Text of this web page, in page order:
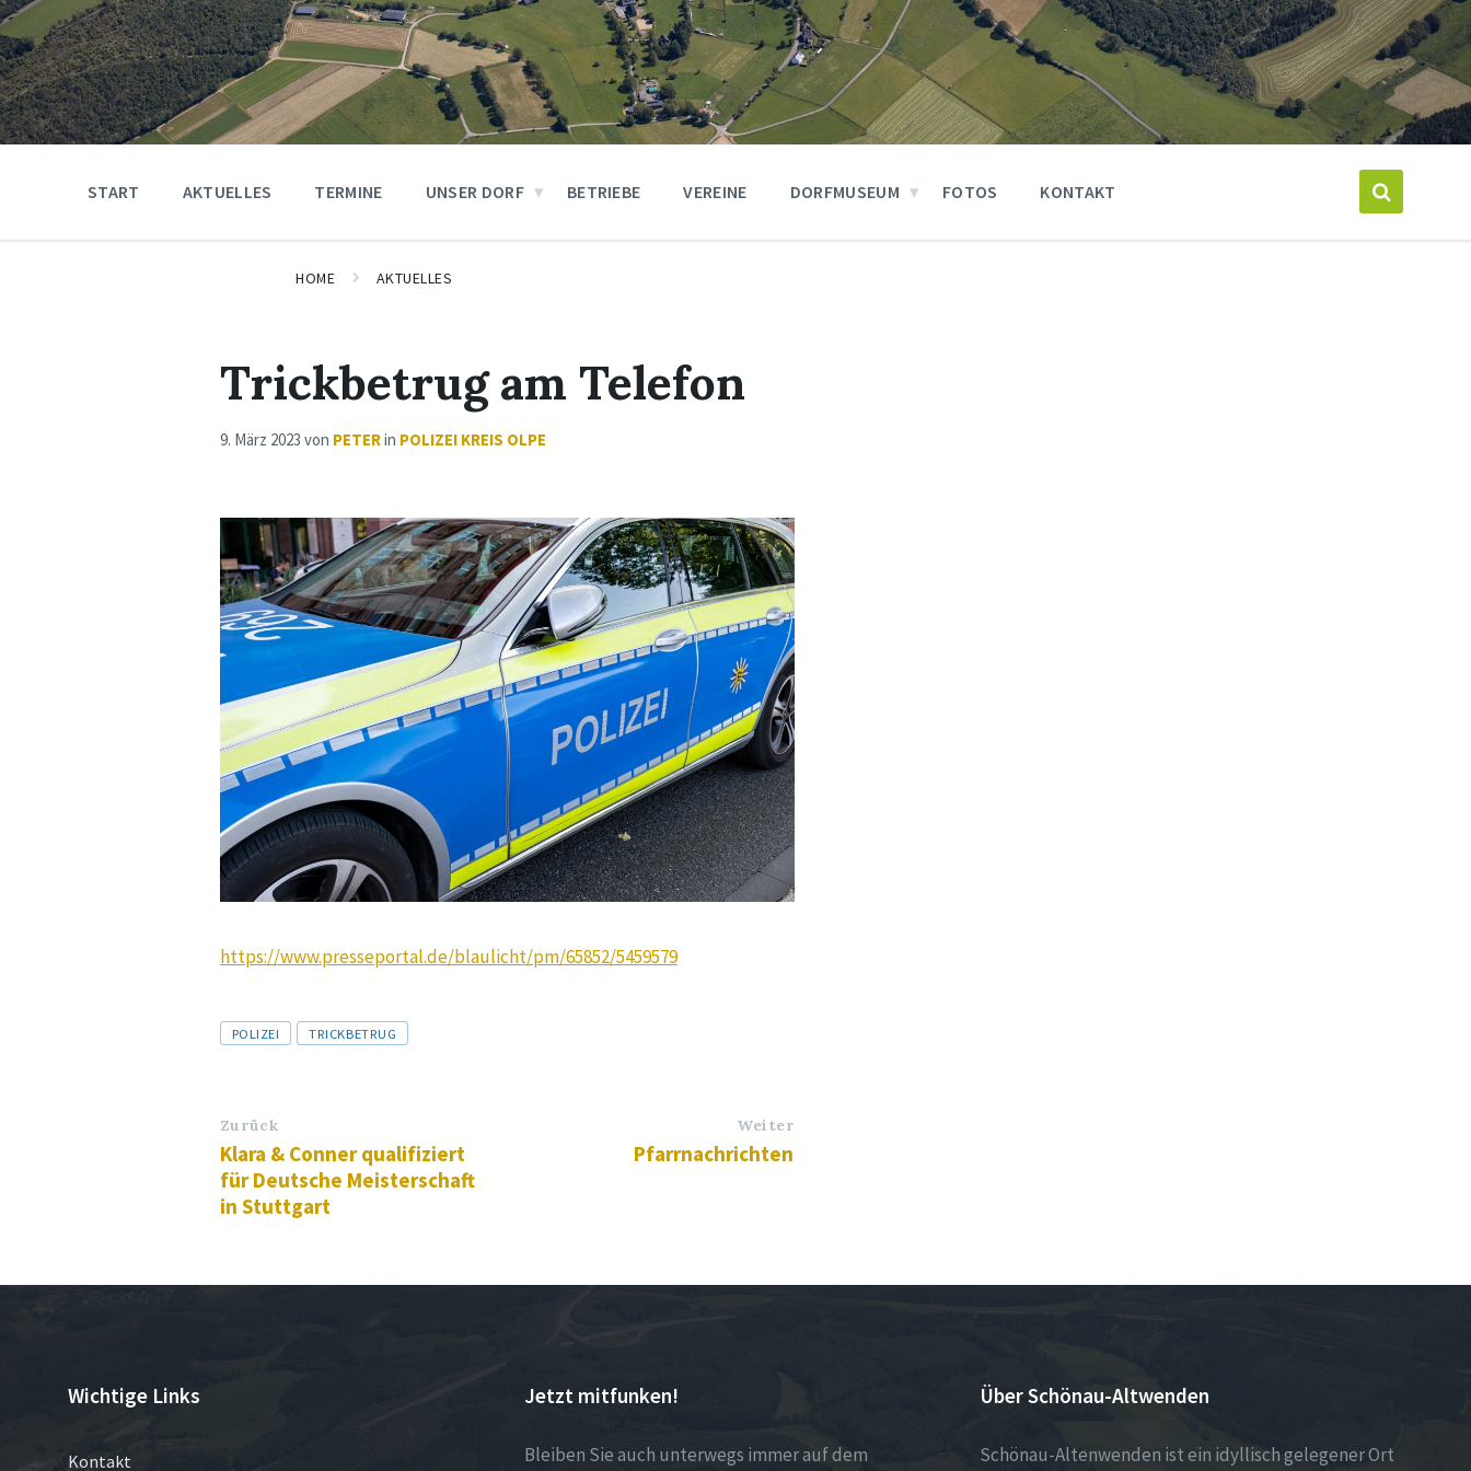
START AKTUELLES TERMINE UNSER DORF BETRIEBE VEREINE DORFMUSEUM FOTOS KONTAKT
HOME AKTUELLES
Trickbetrug am Telefon
9. März 2023 von PETERin POLIZEI KREIS OLPE
https://www.presseportal.de/blaulicht/pm/65852/5459579
Tags
POLIZEI TRICKBETRUG
Zurück
Klara & Conner qualifiziert
für Deutsche Meisterschaft
in Stuttgart
Weiter
Pfarrnachrichten
Wichtige Links
Kontakt
Jetzt mitfunken!
Bleiben Sie auch unterwegs immer auf dem
Über Schönau-Altwenden
Schönau-Altenwenden ist ein idyllisch gelegener Ort